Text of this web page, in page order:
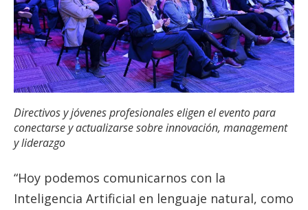
Directivos y jóvenes profesionales eligen el evento para
conectarse y actualizarse sobre innovación, management
y liderazgo
“Hoy podemos comunicarnos con la
Inteligencia ArtificiaI en lenguaje natural, como